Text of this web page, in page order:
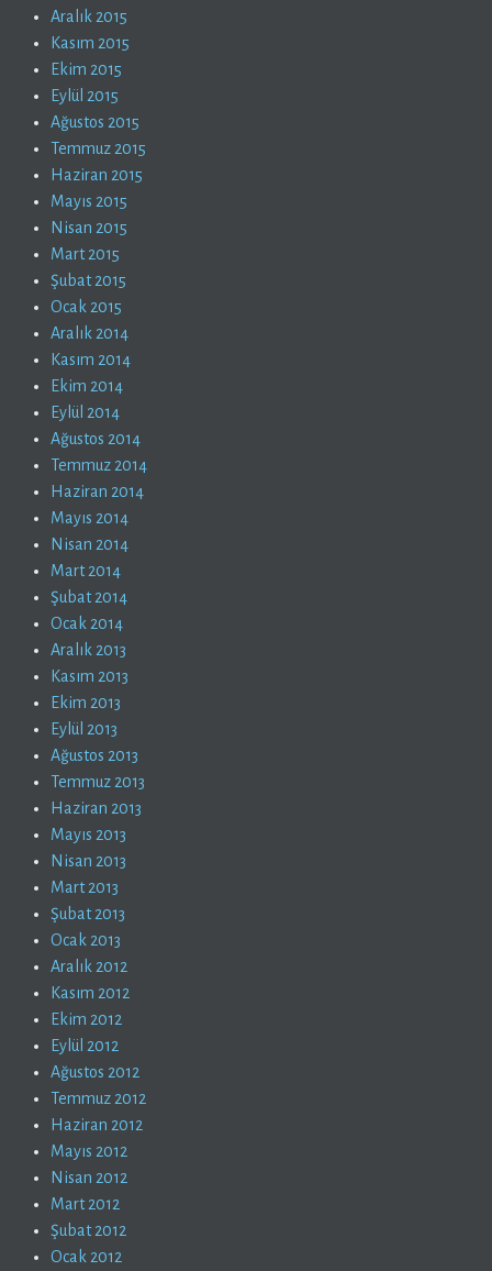
Aralık 2015
Kasım 2015
Ekim 2015
Eylül 2015
Ağustos 2015
Temmuz 2015
Haziran 2015
Mayıs 2015
Nisan 2015
Mart 2015
Şubat 2015
Ocak 2015
Aralık 2014
Kasım 2014
Ekim 2014
Eylül 2014
Ağustos 2014
Temmuz 2014
Haziran 2014
Mayıs 2014
Nisan 2014
Mart 2014
Şubat 2014
Ocak 2014
Aralık 2013
Kasım 2013
Ekim 2013
Eylül 2013
Ağustos 2013
Temmuz 2013
Haziran 2013
Mayıs 2013
Nisan 2013
Mart 2013
Şubat 2013
Ocak 2013
Aralık 2012
Kasım 2012
Ekim 2012
Eylül 2012
Ağustos 2012
Temmuz 2012
Haziran 2012
Mayıs 2012
Nisan 2012
Mart 2012
Şubat 2012
Ocak 2012